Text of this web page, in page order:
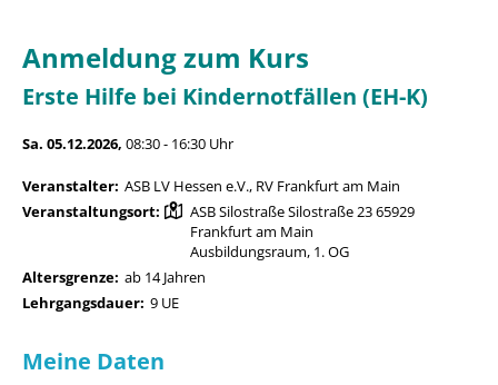
Anmeldung zum Kurs
Erste Hilfe bei Kindernotfällen (EH-K)
Sa. 05.12.2026, 08:30 - 16:30 Uhr
Veranstalter: ASB LV Hessen e.V., RV Frankfurt am Main
Veranstaltungsort:
ASB Silostraße Silostraße 23 65929
Frankfurt am Main
Ausbildungsraum, 1. OG
Altersgrenze: ab 14 Jahren
Lehrgangsdauer: 9 UE
Meine Daten